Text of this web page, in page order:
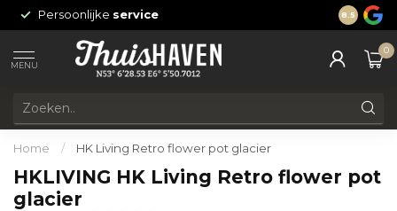
Persoonlijke service 24/7
8.5
MENU
0
Home / HK Living Retro flower pot glacier
HKLIVING HK Living Retro flower pot
glacier